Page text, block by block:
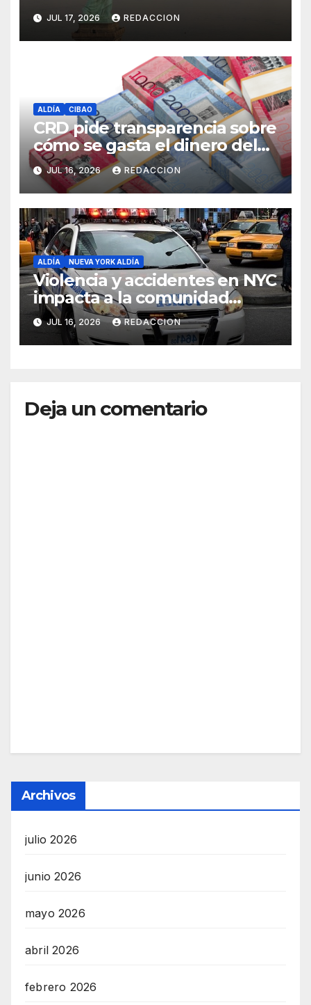
peligrosos en NYC
JUL 17, 2026 REDACCION
ALDÍA CIBAO
CRD pide transparencia sobre
cómo se gasta el dinero del
Seguro Familiar de Salud
JUL 16, 2026 REDACCION
ALDÍA NUEVA YORK ALDÍA
Violencia y accidentes en NYC
impacta a la comunidad
dominicana
JUL 16, 2026 REDACCION
Deja un comentario
Archivos
julio 2026
junio 2026
mayo 2026
abril 2026
febrero 2026